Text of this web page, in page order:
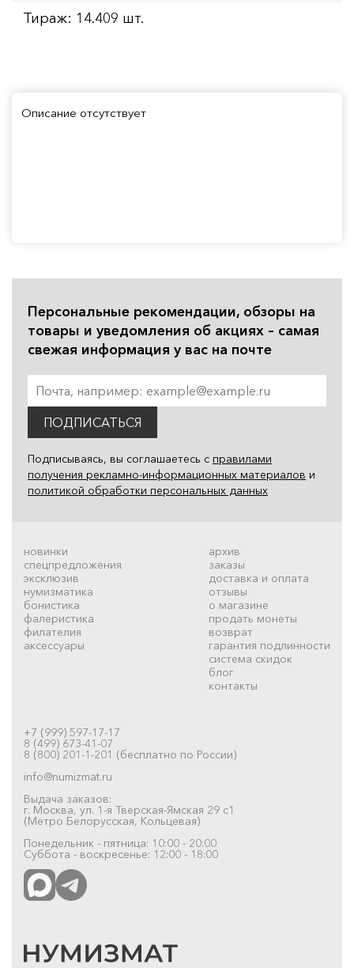
Тираж: 14.409 шт.
Описание отсутствует
Персональные рекомендации, обзоры на
товары и уведомления об акциях – самая
свежая информация у вас на почте
ПОДПИСАТЬСЯ
Подписываясь, вы соглашаетесь с правилами
получения рекламно-информационных материалов и
политикой обработки персональных данных
новинки
спецпредложения
эксклюзив
нумизматика
бонистика
фалеристика
филателия
аксессуары
архив
заказы
доставка и оплата
отзывы
о магазине
продать монеты
возврат
гарантия подлинности
система скидок
блог
контакты
+7 (999) 597-17-17
8 (499) 673-41-07
8 (800) 201-1-201 (бесплатно по России)
info@numizmat.ru
Выдача заказов:
г. Москва, ул. 1-я Тверская-Ямская 29 с1
(Метро Белорусская, Кольцевая)
Понедельник - пятница: 10:00 - 20:00
Суббота - воскресенье: 12:00 - 18:00